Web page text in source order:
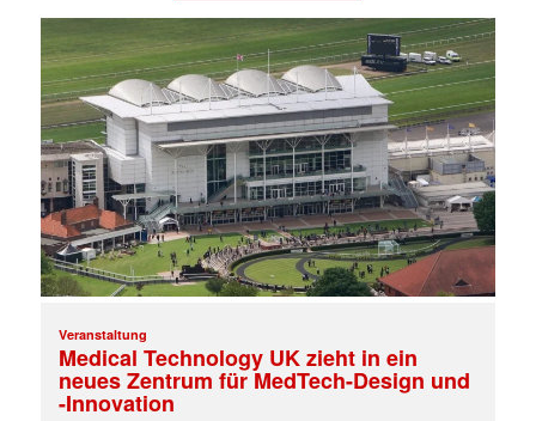
Veranstaltung
Medical Technology UK zieht in ein
neues Zentrum für MedTech-Design und
-Innovation